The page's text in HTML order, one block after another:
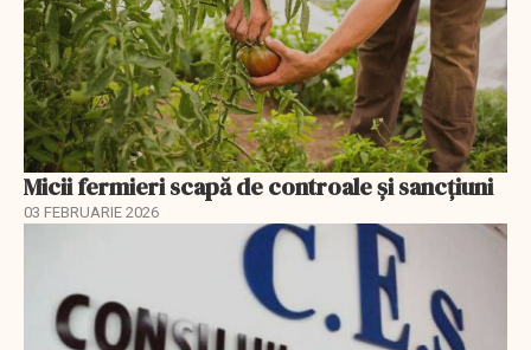
Micii fermieri scapă de controale și sancțiuni
03 FEBRUARIE 2026